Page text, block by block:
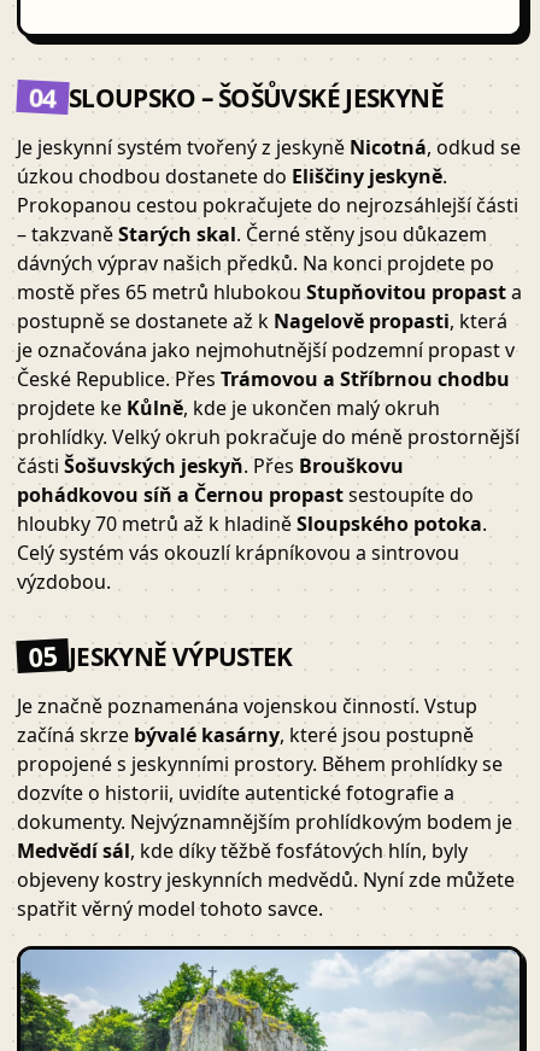
04 SLOUPSKO – ŠOŠŮVSKÉ JESKYNĚ
Je jeskynní systém tvořený z jeskyně Nicotná, odkud se
úzkou chodbou dostanete do Eliščiny jeskyně.
Prokopanou cestou pokračujete do nejrozsáhlejší části
– takzvaněStarých skal. Černé stěny jsou důkazem
dávných výprav našich předků. Na konci projdete po
mostě přes 65 metrů hlubokouStupňovitou propasta
postupně se dostanete až k Nagelově propasti, která
je označována jako nejmohutnější podzemní propast v
České Republice. Přes Trámovou a Stříbrnou chodbu
projdete ke Kůlně, kde je ukončen malý okruh
prohlídky. Velký okruh pokračuje do méně prostornější
části Šošuvských jeskyň. Přes Brouškovu
pohádkovou síň a Černou propastsestoupíte do
hloubky 70 metrů až k hladiněSloupského potoka.
Celý systém vás okouzlí krápníkovou a sintrovou
výzdobou.
05 JESKYNĚ VÝPUSTEK
Je značně poznamenána vojenskou činností. Vstup
začíná skrze bývalé kasárny, které jsou postupně
propojené s jeskynními prostory. Během prohlídky se
dozvíte o historii, uvidíte autentické fotografie a
dokumenty. Nejvýznamnějším prohlídkovým bodem je
Medvědí sál, kde díky těžbě fosfátových hlín, byly
objeveny kostry jeskynních medvědů. Nyní zde můžete
spatřit věrný model tohoto savce.